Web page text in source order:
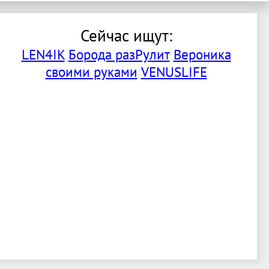
Сейчас ищут:
LEN4IK Борода разРулит Вероника
своими руками VENUSLIFE